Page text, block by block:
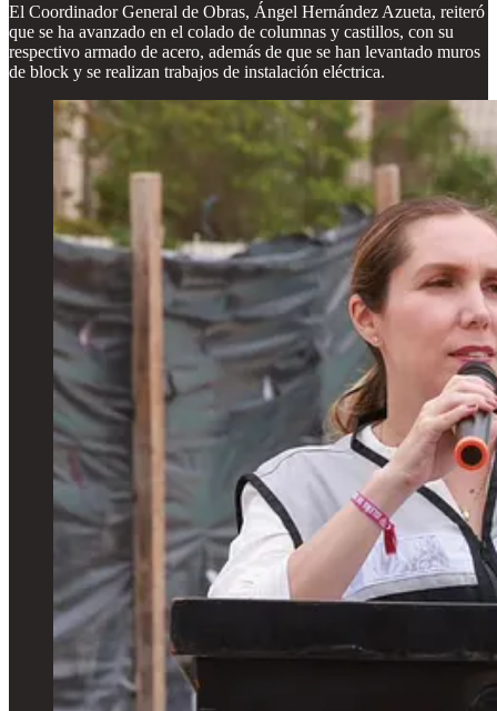
El Coordinador General de Obras, Ángel Hernández Azueta, reiteró
que se ha avanzado en el colado de columnas y castillos, con su
respectivo armado de acero, además de que se han levantado muros
de block y se realizan trabajos de instalación eléctrica.